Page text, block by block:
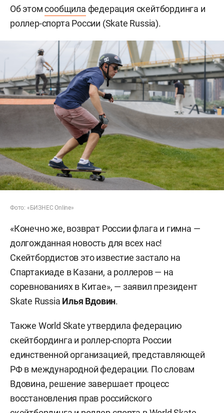
Об этомсообщила федерация скейтбординга и
роллер-спорта России (Skate Russia).
Фото: «БИЗНЕС Online»
«Конечно же, возврат России флага и гимна —
долгожданная новость для всех нас!
Скейтбордистов это известие застало на
Спартакиаде в Казани, а роллеров — на
соревнованиях в Китае», — заявил президент
Skate Russia Илья Вдовин.
Также World Skate утвердила федерацию
скейтбординга и роллер-спорта России
единственной организацией, представляющей
РФ в международной федерации. По словам
Вдовина, решение завершает процесс
восстановления прав российского